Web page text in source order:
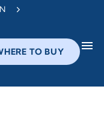
TO BUY menu